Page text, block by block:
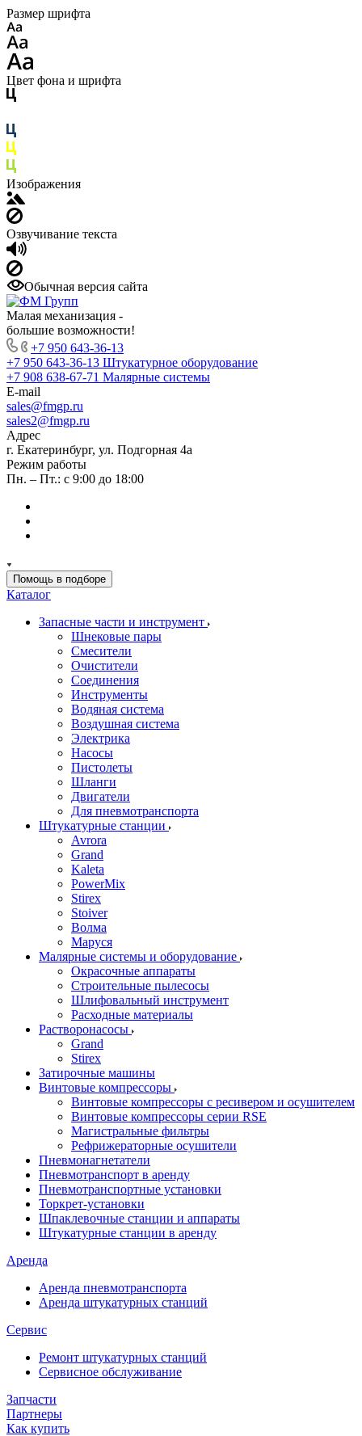
Размер шрифта
Цвет фона и шрифта
Изображения
Озвучивание текста
Обычная версия сайта
Малая механизация -
большие возможности!
+7 950 643-36-13
+7 950 643-36-13 Штукатурное оборудование
+7 908 638-67-71 Малярные системы
E-mail
sales@fmgp.ru
sales2@fmgp.ru
Адрес
г. Екатеринбург, ул. Подгорная 4а
Режим работы
Пн. – Пт.: с 9:00 до 18:00
Помощь в подборе
Каталог
Запасные части и инструмент
Шнековые пары
Смесители
Очистители
Соединения
Инструменты
Водяная система
Воздушная система
Электрика
Насосы
Пистолеты
Шланги
Двигатели
Для пневмотранспорта
Штукатурные станции
Avrora
Grand
Kaleta
PowerMix
Stirex
Stoiver
Волма
Маруся
Малярные системы и оборудование
Окрасочные аппараты
Строительные пылесосы
Шлифовальный инструмент
Расходные материалы
Растворонасосы
Grand
Stirex
Затирочные машины
Винтовые компрессоры
Винтовые компрессоры с ресивером и осушителем
Винтовые компрессоры серии RSE
Магистральные фильтры
Рефрижераторные осушители
Пневмонагнетатели
Пневмотранспорт в аренду
Пневмотранспортные установки
Торкрет-установки
Шпаклевочные станции и аппараты
Штукатурные станции в аренду
Аренда
Аренда пневмотранспорта
Аренда штукатурных станций
Сервис
Ремонт штукатурных станций
Сервисное обслуживание
Запчасти
Партнеры
Как купить